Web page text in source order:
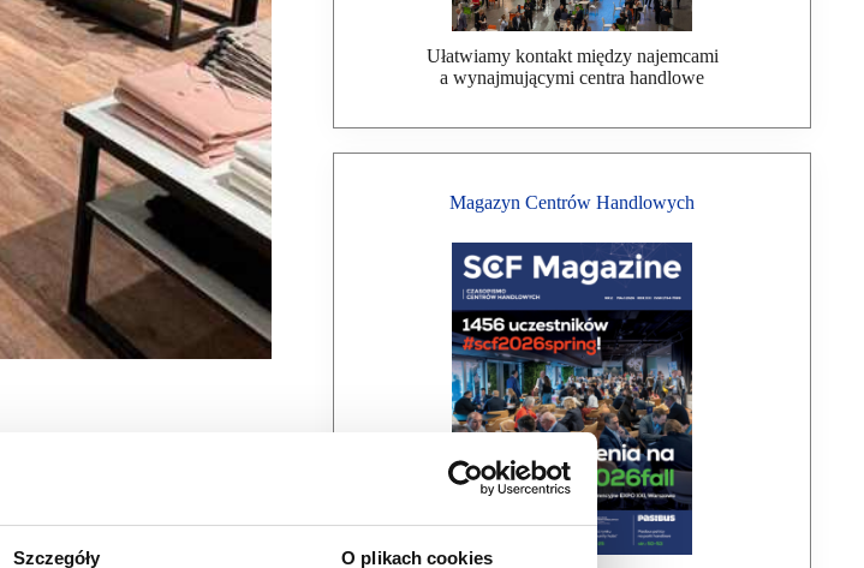
Szczegóły O plikach cookies
& Build, firma
Ułatwiamy kontakt między najemcami
a wynajmującymi centra handlowe
Magazyn Centrów Handlowych